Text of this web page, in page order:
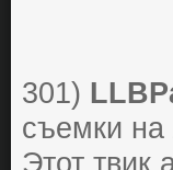
301)
cъемки
Этот твик